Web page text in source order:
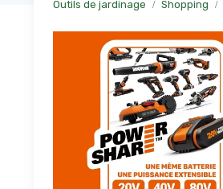
Outils de jardinage Shopping